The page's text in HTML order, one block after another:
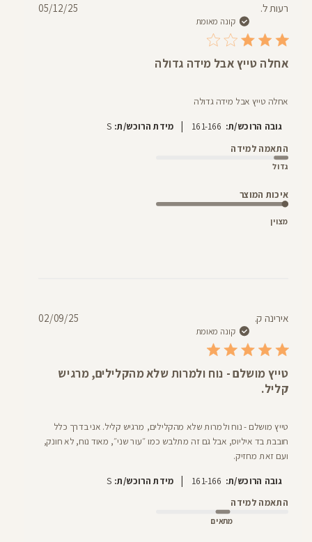
רעות ל.
קונה מאומת
אחלה טייץ אבל מידה גדולה
אחלה טייץ אבל מידה גדולה
גובה הרוכש/ת: 161-166 מידת הרוכש/ת: S
התאמה למידה
גדול
איכות המוצר
מצוין
תאריך05/12/25
אירינה ק.
קונה מאומת
טייץ מושלם - נוח ולמרות שלא מהקלילים, מרגיש
קליל.
טייץ מושלם - נוח ולמרות שלא מהקלילים, מרגיש קליל. אני בדרך כלל
חובבת בד איליוס, אבל גם זה מתלבש כמו ״עור שני״, מאוד נוח, לא חונק,
ועם זאת מחזיק.
גובה הרוכש/ת: 161-166
| מידת הרוכש/ת: S
התאמה למידה
מתאים
תאריך02/09/25